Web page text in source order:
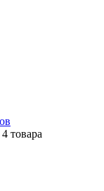
4 товара